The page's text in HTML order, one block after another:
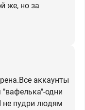
же, но за
аккаунты
"вафелька"-одни
не пудри людям